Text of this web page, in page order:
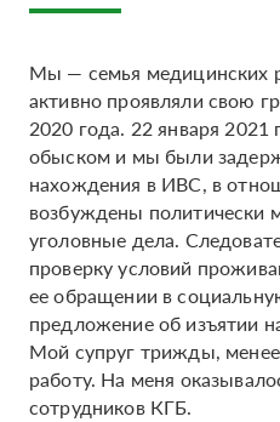
Мы — семья медицинских
активно проявляли свою
2020 года. 22 января
обыском и мы были
нахождения в ИВС, в
возбуждены политически
уголовные дела.
проверку условий
ее обращении в
предложение об изъятии
Мой супруг трижды,
работу. На меня
сотрудников КГБ.